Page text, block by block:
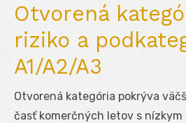
Otvorená
riziko a
A1/A2/A3
Otvorená kategória pokrýva
časť komerčných letov s nízkym